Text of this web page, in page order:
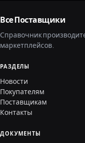
Все Поставщики
Справочник
маркетплейсов.
РАЗДЕЛЫ
Новости
Покупателям
Поставщикам
Контакты
ДОКУМЕНТЫ